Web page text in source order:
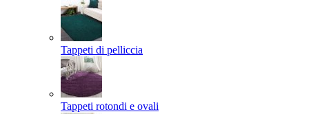
Tappeti di pelliccia
Tappeti rotondi e ovali